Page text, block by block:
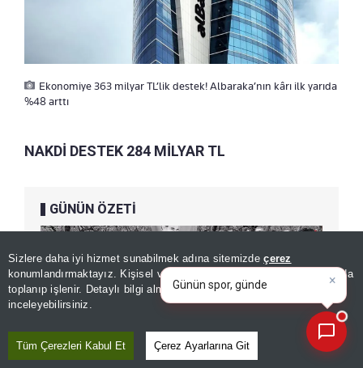
Sizlere daha iyi hizmet sunabilmek adına sitemizdeçerez
konumlandırmaktayız. Kişisel verileriniz, KVKK ve GDPR kapsamında
toplanıp işlenir. Detaylı bilgi almak içinAydınlatma Metnimizi
inceleyebilirsiniz.
Tüm Çerezleri Kabul Et Çerez Ayarlarına Git
Ekonomiye 363 milyar TL’lik destek! Albaraka’nın kârı ilk yarıda
%48 arttı
NAKDİ DESTEK 284 MİLYAR TL
GÜNÜN ÖZETİ
Günün spor, gündem ve
ekonomi gelişmelerini analiz
edin!|